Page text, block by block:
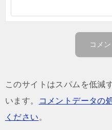
このサイトはスパムを低減
います。
コメントデータの
ください。